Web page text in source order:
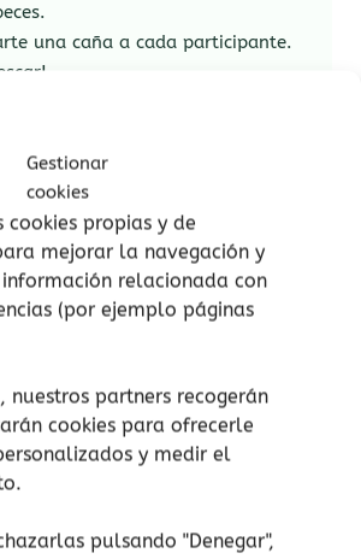
Gestionar
cookies
cookies propias y de
mejorar la navegación y
relacionada con
(por ejemplo páginas
nuestros partners recogerán
cookies para ofrecerle
y medir el
pulsando "Denegar",
una caña a cada participante.
gruesa.
y comunicación.
de pescar: 19,8 cm cada una.
6,6 cm x 4,5 cm.